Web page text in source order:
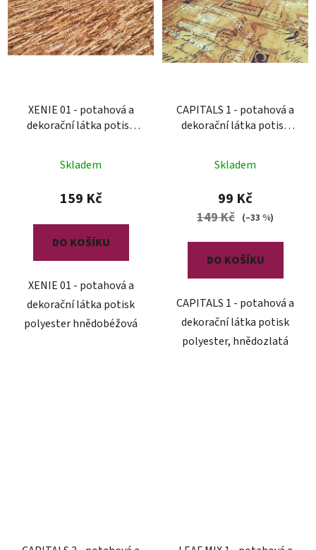
XENIE 01 - potahová a
dekorační látka potisk
Skladem
159 Kč
DO KOŠÍKU
XENIE 01 - potahová a
dekorační látka potisk
polyester hnědobéžová
CAPITALS 1 - potahová a
dekorační látka potisk
Skladem
99 Kč
149 Kč (–33 %)
DO KOŠÍKU
CAPITALS 1 - potahová a
dekorační látka potisk
polyester, hnědozlatá